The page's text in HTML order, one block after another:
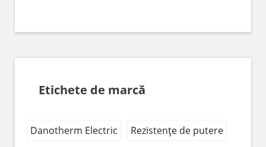
Etichete de marcă
Danotherm Electric Rezistențe de putere